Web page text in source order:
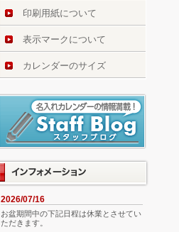
印刷用紙について
表示マークについて
カレンダーのサイズ
2026/07/16
お盆期間中の下記日程は休業とさせてい
ただきます。